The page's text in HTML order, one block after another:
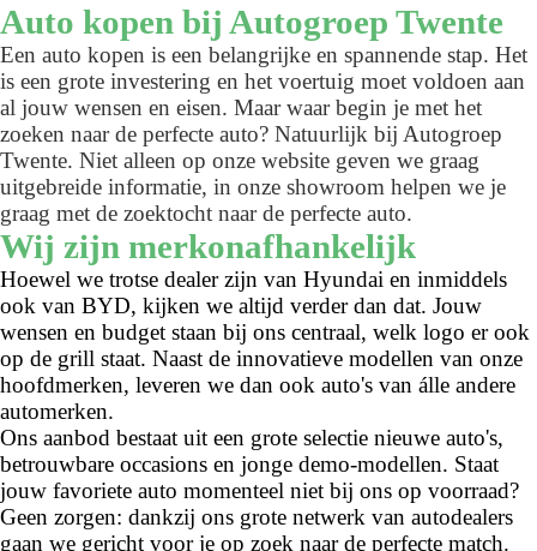
Auto kopen bij Autogroep Twente
Een auto kopen is een belangrijke en spannende stap. Het
is een grote investering en het voertuig moet voldoen aan
al jouw wensen en eisen. Maar waar begin je met het
zoeken naar de perfecte auto? Natuurlijk bij Autogroep
Twente. Niet alleen op onze website geven we graag
uitgebreide informatie, in onze showroom helpen we je
graag met de zoektocht naar de perfecte auto.
Wij zijn merkonafhankelijk
Hoewel we trotse dealer zijn van Hyundai en inmiddels
ook van BYD, kijken we altijd verder dan dat. Jouw
wensen en budget staan bij ons centraal, welk logo er ook
op de grill staat. Naast de innovatieve modellen van onze
hoofdmerken, leveren we dan ook auto's van álle andere
automerken.
Ons aanbod bestaat uit een grote selectie nieuwe auto's,
betrouwbare occasions en jonge demo-modellen. Staat
jouw favoriete auto momenteel niet bij ons op voorraad?
Geen zorgen: dankzij ons grote netwerk van autodealers
gaan we gericht voor je op zoek naar de perfecte match.